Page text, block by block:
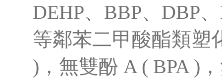
DEHP、BBP、DBP
等鄰苯二甲酸酯類塑
)，無雙酚 A ( BPA )